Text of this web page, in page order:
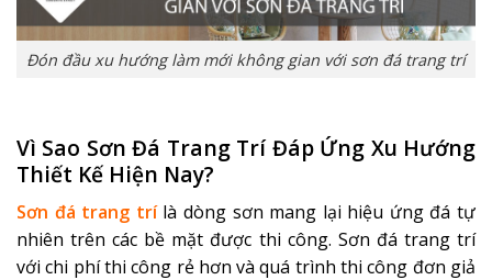
Đón đầu xu hướng làm mới không gian với sơn đá trang trí
Vì Sao Sơn Đá Trang Trí Đáp Ứng Xu Hướng
Thiết Kế Hiện Nay?
Sơn đá trang trílà dòng sơn mang lại hiệu ứng đá tự
nhiên trên các bề mặt được thi công. Sơn đá trang trí
với chi phí thi công rẻ hơn và quá trình thi công đơn giả